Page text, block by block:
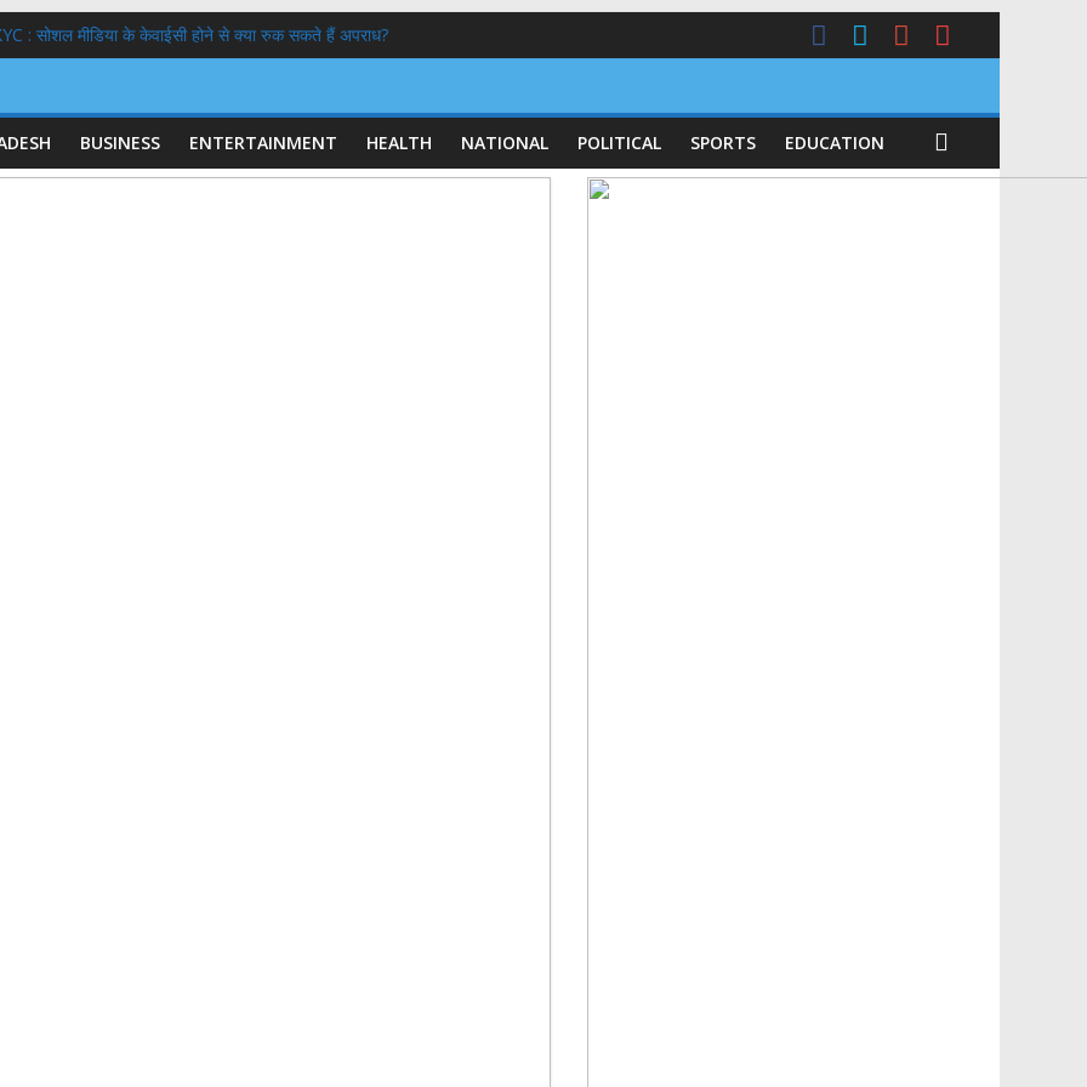
: सोशल मीडिया के केवाईसी होने से क्या रुक सकते हैं अपराध?
नेहा बोरा का मुंह काला,एक पुलिस अभिरक्षा में
करने वाले आश्रम ने बेटियों के 5100₹ भी लौटाये
क्यों गिर रहा है ? कारण और इतिहास
BUSINESS ENTERTAINMENT HEALTH NATIONAL POLITICAL SPORTS EDUCATION